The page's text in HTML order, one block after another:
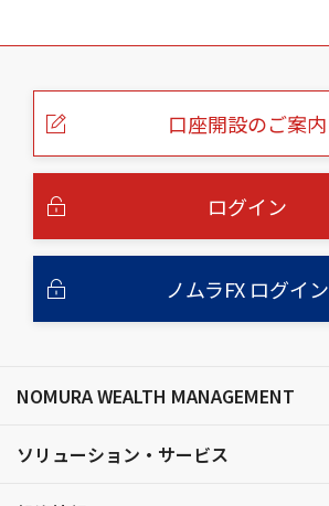
こ
口座開設のご案内
ログイン
ノムラFX ログイン
NOMURA WEALTH MANAGEMENT
ソリューション・サービス